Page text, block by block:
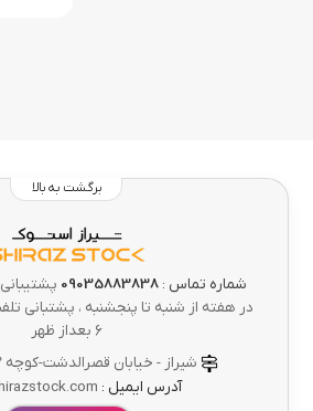
برگشت به بالا
شماره تماس : 09035883838
۶ بعداز ظهر
شیراز - خیابان قصرالدشت-کوچه 42 قصرالدشت
آدرس ایمیل :